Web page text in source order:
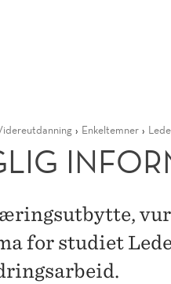
Enkeltemner
for studiet